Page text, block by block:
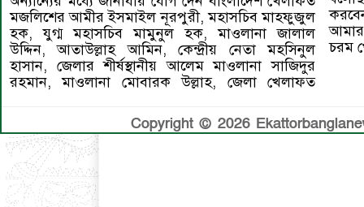
মজলিশের আমীর ইসমাইল নূরপুরী, মহাসচিব মাহফুজুল
হক, যুগ্ম মহাসচিব মামুনুল হক, মাওলানা জালাল
উদ্দিন, আতাউল্লাহ আমিন, কেন্দ্রীয় নেতা মহসিনুল
হাসান, জেলার শীর্ষস্থানীয় আলেম মাওলানা সাজিদুর
রহমান, মাওলানা মোবারক উল্লাহ, জেলা খেলাফত
আমার
চরম
Copyright © 2026